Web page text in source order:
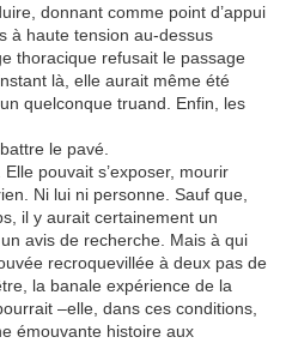
donnant comme point d’appui
à haute tension au-dessus
thoracique refusait le passage
là, elle aurait même été
quelconque truand. Enfin, les
le pavé.
pouvait s’exposer, mourir
Ni lui ni personne. Sauf que,
il y aurait certainement un
avis de recherche. Mais à qui
recroquevillée à deux pas de
la banale expérience de la
–elle, dans ces conditions,
émouvante histoire aux